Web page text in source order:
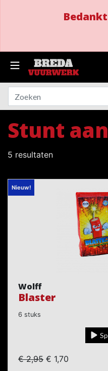
Stunt
5 resultaten
Nieuw!
Wolff
Blaster
6 stuks
€ 2,95 € 1,70